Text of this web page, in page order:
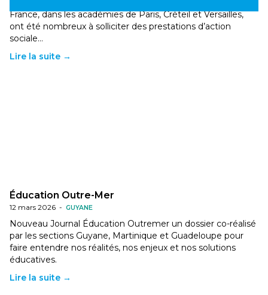
France, dans les académies de Paris, Créteil et Versailles,
ont été nombreux à solliciter des prestations d’action
sociale…
Lire la suite →
Éducation Outre-Mer
12 mars 2026 - GUYANE
Nouveau Journal Éducation Outremer un dossier co-réalisé
par les sections Guyane, Martinique et Guadeloupe pour
faire entendre nos réalités, nos enjeux et nos solutions
éducatives.
Lire la suite →